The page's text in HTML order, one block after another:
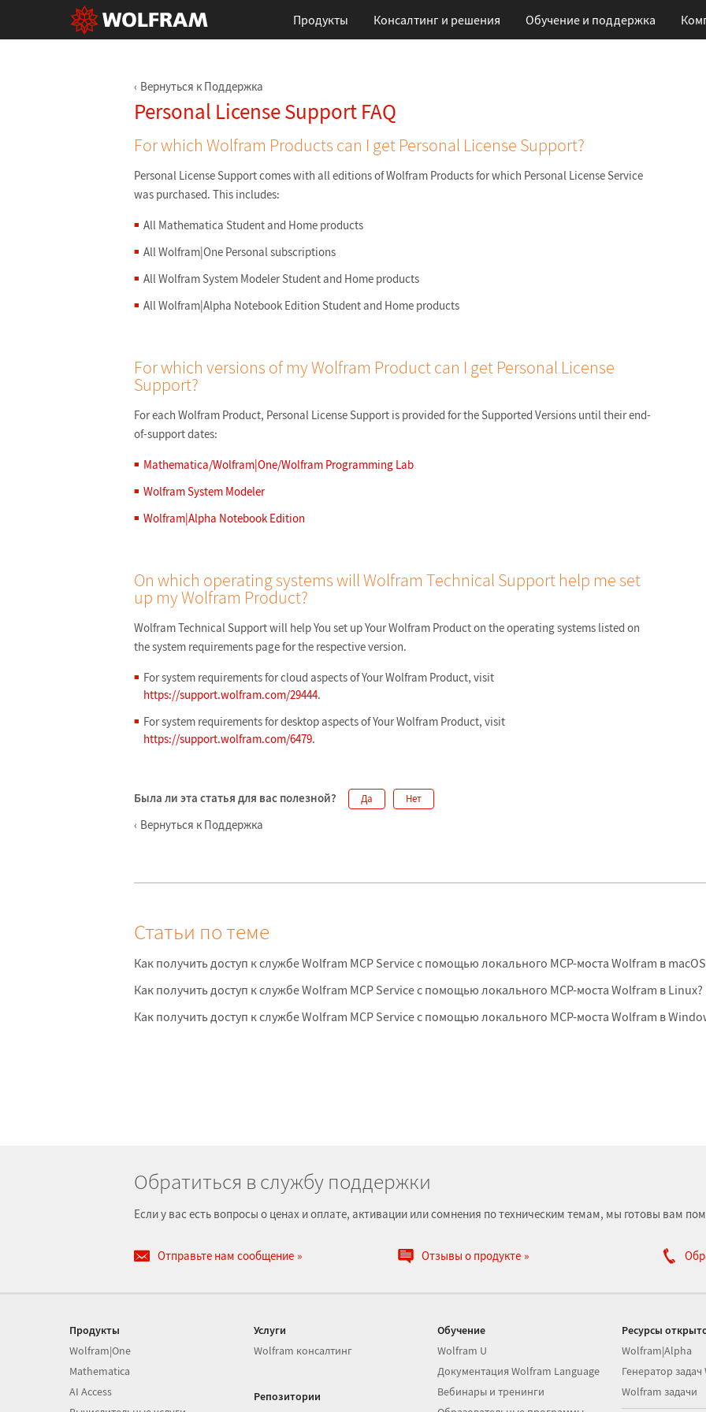
Продукты Консалтинг и решения Обучениеи поддержка
Вернуться к Поддержка
Personal License Support FAQ
For which Wolfram Products can I get Personal License Support?
Personal License Support comes with all editions of Wolfram Products for which Personal License Service
was purchased. This includes:
All Mathematica Student and Home products
All Wolfram|One Personal subscriptions
All Wolfram System Modeler Student and Home products
All Wolfram|Alpha Notebook Edition Student and Home products
For which versions of my Wolfram Product can I get Personal License
Support?
For each Wolfram Product, Personal License Support is provided for the Supported Versions until their end-
of-support dates:
Mathematica/Wolfram|One/Wolfram Programming Lab
Wolfram System Modeler
Wolfram|Alpha Notebook Edition
On which operating systems will Wolfram Technical Support help me set
up my Wolfram Product?
Wolfram Technical Support will help You set up Your Wolfram Product on the operating systems listed on
the system requirements page for the respective version.
For system requirements for cloud aspects of Your Wolfram Product, visit
https://support.wolfram.com/29444.
For system requirements for desktop aspects of Your Wolfram Product, visit
https://support.wolfram.com/6479.
Была ли эта статья для вас полезной? Да Нет
Вернуться к Поддержка
Статьи по теме
Как получить доступ к службе Wolfram MCP Service с помощью локального MCP-моста Wolfram в
Как получить доступ к службе Wolfram MCP Service с помощью локального MCP-моста Wolfram в Linux?
Как получить доступ к службе Wolfram MCP Service с помощью локального MCP-моста Wolfram в
Обратиться в службу поддержки
Если у вас есть вопросы о ценах и оплате, активации или сомнения по техническим темам, мы готовы вам
Отправьте нам сообщение Отзывы о продукте
Продукты
Wolfram|One
Mathematica
AI Access
Услуги
Wolfram консалтинг
Репозитории
Обучение
Wolfram U
Документация Wolfram Language
Вебинары и тренинги
Ресурсы
Wolfram|Alpha
Генератор
Wolfram задачи